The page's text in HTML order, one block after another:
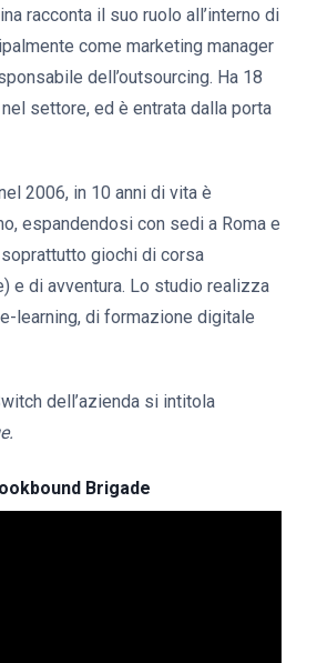
racconta il suo ruolo all’interno di
come marketing manager
dell’outsourcing. Ha 18
settore, ed è entrata dalla porta
2006, in 10 anni di vita è
espandendosi con sedi a Roma e
giochi di corsa
e di avventura. Lo studio realizza
learning, di formazione digitale
dell’azienda si intitola
Brigade